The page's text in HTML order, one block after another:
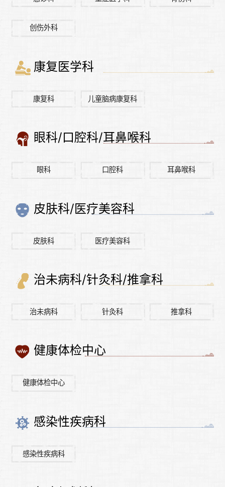
创伤外科
康复医学科
康复科 儿童脑病康复科
眼科/口腔科/耳鼻喉科
眼科 口腔科 耳鼻喉科
皮肤科/医疗美容科
皮肤科 医疗美容科
治未病科/针灸科/推拿科
治未病科 针灸科 推拿科
健康体检中心
健康体检中心
感染性疾病科
感染性疾病科